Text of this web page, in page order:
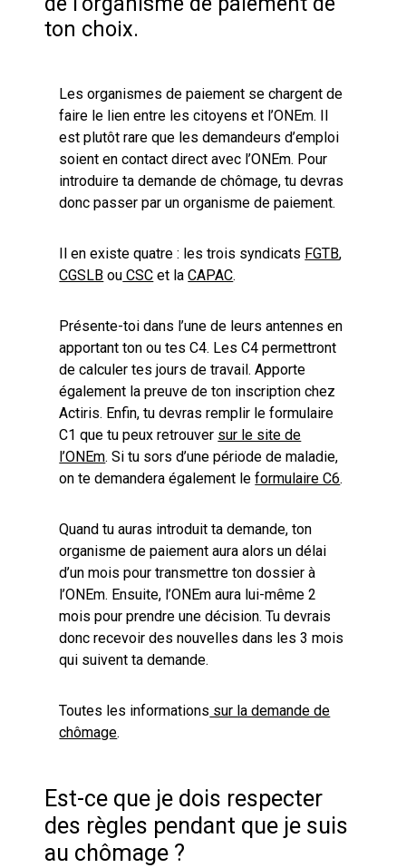
ton choix.
Les organismes de paiement se chargent de
faire le lien entre les citoyens et l’ONEm. Il
est plutôt rare que les demandeurs d’emploi
soient en contact direct avec l’ONEm. Pour
introduire ta demande de chômage, tu devras
donc passer par un organisme de paiement.
Il en existe quatre : les trois syndicats FGTB,
CGSLB ou CSC et laCAPAC.
Présente-toi dans l’une de leurs antennes en
apportant ton ou tes C4. Les C4 permettront
de calculer tes jours de travail. Apporte
également la preuve de ton inscription chez
Actiris. Enfin, tu devras remplir le formulaire
C1 que tu peux retrouver sur le site de
l’ONEm. Si tu sors d’une période de maladie,
on te demandera également leformulaire C6.
Quand tu auras introduit ta demande, ton
organisme de paiement aura alors un délai
d’un mois pour transmettre ton dossier à
l’ONEm. Ensuite, l’ONEm aura lui-même 2
mois pour prendre une décision. Tu devrais
donc recevoir des nouvelles dans les 3 mois
qui suivent ta demande.
Toutes les informations sur la demande de
chômage.
Est-ce que je dois respecter
des règles pendant que je suis
au chômage ?